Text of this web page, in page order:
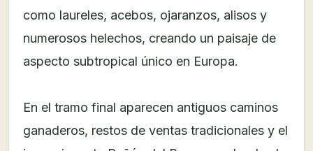
como laureles, acebos, ojaranzos, alisos y
numerosos helechos, creando un paisaje de
aspecto subtropical único en Europa.
En el tramo final aparecen antiguos caminos
ganaderos, restos de ventas tradicionales y el